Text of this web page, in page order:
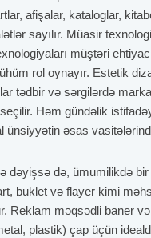
afişalar, kataloglar,
sayılır. Müasir
müştəri
rol oynayır. Estetik
tədbir və sərgilərdə
Həm gündəlik
əsas
də, ümumilikdə
buklet və flayer kimi
məqsədli baner
plastik) çap üçün